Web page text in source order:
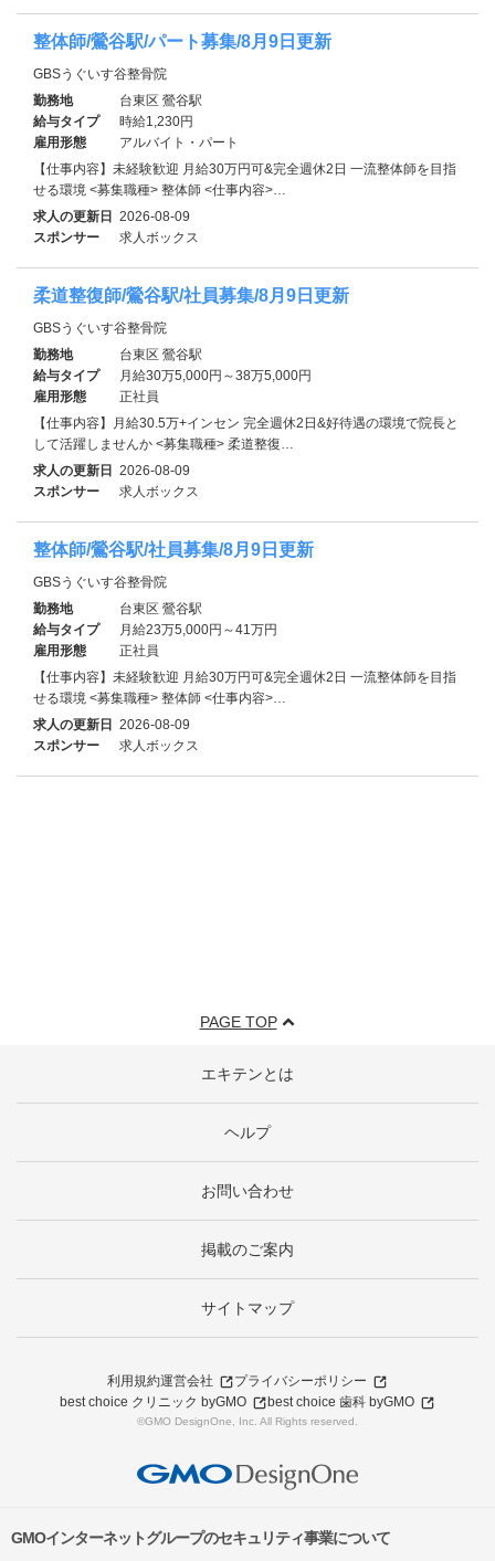
整体師/鶯谷駅/パート募集/8月9日更新
GBSうぐいす谷整骨院
勤務地
台東区 鶯谷駅
給与タイプ
時給1,230円
雇用形態
アルバイト・パート
【仕事内容】未経験歓迎 月給30万円可&完全週休2日 一流整体師を目指
せる環境 <募集職種> 整体師 <仕事内容>…
求人の更新日 2026-08-09
スポンサー
求人ボックス
柔道整復師/鶯谷駅/社員募集/8月9日更新
GBSうぐいす谷整骨院
勤務地
台東区 鶯谷駅
給与タイプ
月給30万5,000円～38万5,000円
雇用形態
正社員
【仕事内容】月給30.5万+インセン 完全週休2日&好待遇の環境で院長と
して活躍しませんか <募集職種> 柔道整復…
求人の更新日 2026-08-09
スポンサー
求人ボックス
整体師/鶯谷駅/社員募集/8月9日更新
GBSうぐいす谷整骨院
勤務地
台東区 鶯谷駅
給与タイプ
月給23万5,000円～41万円
雇用形態
正社員
【仕事内容】未経験歓迎 月給30万円可&完全週休2日 一流整体師を目指
せる環境 <募集職種> 整体師 <仕事内容>…
求人の更新日 2026-08-09
スポンサー
求人ボックス
PAGE TOP
エキテンとは
ヘルプ
お問い合わせ
掲載のご案内
サイトマップ
利用規約運営会社
プライバシーポリシー
best choice クリニック byGMO
best choice 歯科 byGMO
©GMO DesignOne, Inc. All Rights reserved.
GMOインターネットグループのセキュリティ事業について